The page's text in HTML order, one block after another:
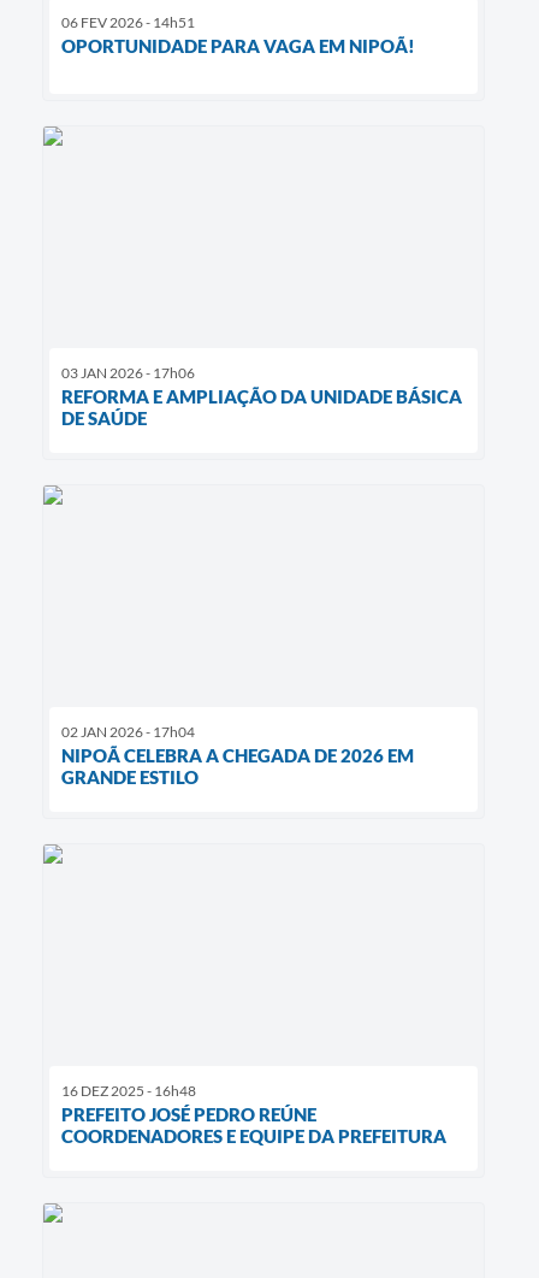
06 FEV 2026 - 14h51
OPORTUNIDADE PARA VAGA EM NIPOÃ!
03 JAN 2026 - 17h06
REFORMA E AMPLIAÇÃO DA UNIDADE BÁSICA
DE SAÚDE
02 JAN 2026 - 17h04
NIPOÃ CELEBRA A CHEGADA DE 2026 EM
GRANDE ESTILO
16 DEZ 2025 - 16h48
PREFEITO JOSÉ PEDRO REÚNE
COORDENADORES E EQUIPE DA PREFEITURA